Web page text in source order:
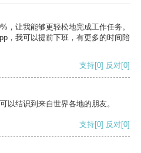
，让我能够更轻松地完成工作任务。
，我可以提前下班，有更多的时间陪
支持[0] 反对[0]
以结识到来自世界各地的朋友。
支持[0] 反对[0]